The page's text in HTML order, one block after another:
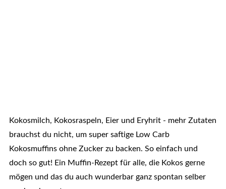
Kokosmilch, Kokosraspeln, Eier und Eryhrit - mehr Zutaten
brauchst du nicht, um super saftige Low Carb
Kokosmuffins ohne Zucker zu backen. So einfach und
doch so gut! Ein Muffin-Rezept für alle, die Kokos gerne
mögen und das du auch wunderbar ganz spontan selber